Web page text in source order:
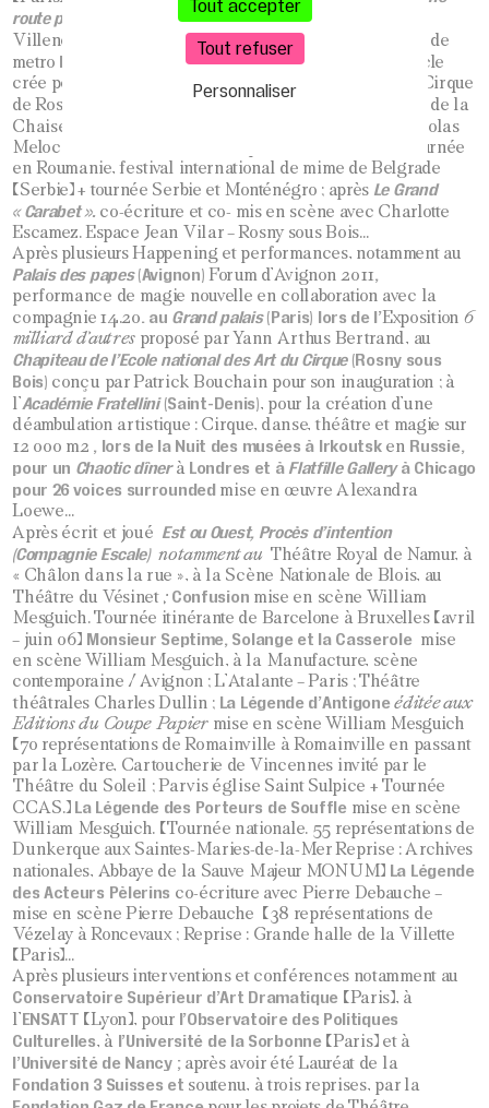
route pour l’Etreinte / 7 Millions 512 mille pas
Villeneuve en scène,
Confessions Amoureuses
/ Station de
metro Palais Royal (Paris); aprèsJournée type, s
pectacle
crée pour les élèves de l’ Ecole Nationale des Arts du Cirque
de Rosny,
Le Puy en Velay // Festival de la
Chaise Dieu,
co-réalisation avec Nicolas
Melocco, Festival de la Francophonie (Roumanie) + tournée
en Roumanie, festival international de mime de Belgrade
(Serbie) + tournée Serbie et Monténégro ; après Le Grand
« Carabet ». co-écriture et co- mis en scène avec Charlotte
Escamez. Espace Jean Vilar – Rosny sous Bois…
Après plusieurs Happening et performances, notamment au
Palais des papes(Avignon)Forum d’Avignon 2011,
performance de magie nouvelle en collaboration avec la
compagnie 14.20. au Grand palais(Paris) lors de l’Exposition 6
milliard d’autres proposé par Yann Arthus Bertrand, au
Chapiteau de l’Ecole national des Art du Cirque (Rosny sous
Bois) conçu par Patrick Bouchain pour son inauguration ; à
l’Académie Fratellini(Saint-Denis), pour la création d’une
déambulation artistique : Cirque, danse, théâtre et magie sur
12 000 m2 , lors de la Nuit des musées à Irkoutsken Russie,
pour un Chaotic dîner à Londres et à Flatfille Galleryà Chicago
pour 26 voices surrounded mise en œuvre Alexandra
Loewe…
Après écrit et joué Est ou Ouest, Procès d’intention
(Compagnie Escale) notamment au Théâtre Royal de Namur, à
« Châlon dans la rue », à la Scène Nationale de Blois, au
Théâtre du Vésinet ; Confusion mise en scène William
Mesguich. Tournée itinérante de Barcelone à Bruxelles (avril
– juin 06) Monsieur Septime, Solange et la Casserole mise
en scène William Mesguich, à la Manufacture, scène
contemporaine / Avignon ; L’Atalante – Paris ; Théâtre
théâtrales Charles Dullin ; La Légende d’Antigone éditée aux
Editions du Coupe Papier mise en scène William Mesguich
(70 représentations de Romainville à Romainville en passant
par la Lozère, Cartoucherie de Vincennes invité par le
Théâtre du Soleil ; Parvis église Saint Sulpice + Tournée
CCAS.) La Légende des Porteurs de Souffle mise en scène
William Mesguich. (Tournée nationale. 55 représentations de
Dunkerque aux Saintes-Maries-de-la-Mer Reprise : Archives
nationales, Abbaye de la Sauve Majeur MONUM) La Légende
des Acteurs Pèlerins co-écriture avec Pierre Debauche –
mise en scène Pierre Debauche (38 représentations de
Vézelay à Roncevaux ; Reprise : Grande halle de la Villette
(Paris)…
Après plusieurs interventions et conférences notamment au
Conservatoire Supérieur d’Art Dramatique (Paris), à
l’ENSATT (Lyon), pour l’Observatoire des Politiques
Culturelles, à l’Université de la Sorbonne (Paris) et à
l’Université de Nancy ; après avoir été Lauréat de la
Fondation 3 Suisses et soutenu, à trois reprises, par la
Tout accepter
Tout refuser
Personnaliser